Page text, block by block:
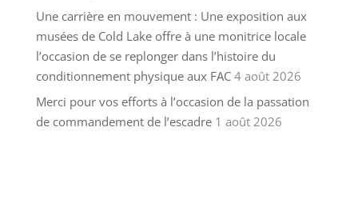
Une carrière en mouvement : Une exposition aux
musées de Cold Lake offre à une monitrice locale
l’occasion de se replonger dans l’histoire du
conditionnement physique aux FAC 4 août 2026
Merci pour vos efforts à l’occasion de la passation
de commandement de l’escadre 1 août 2026